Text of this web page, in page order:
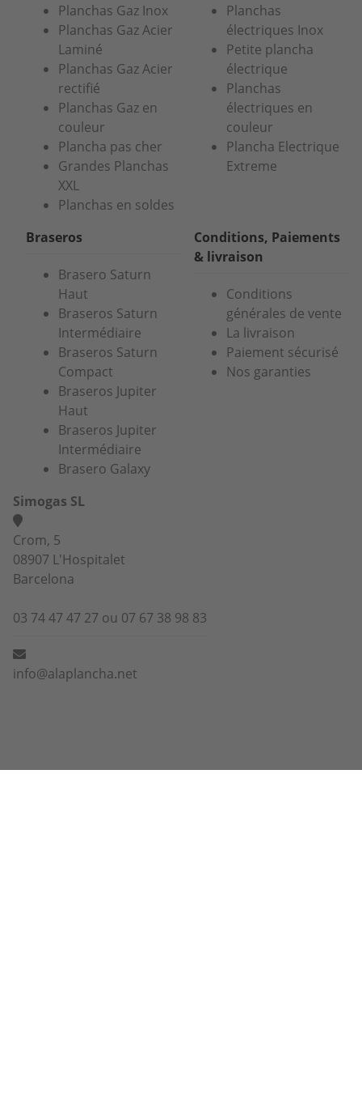
Planchas Gaz Inox
Planchas Gaz Acier
Laminé
Planchas Gaz Acier
rectifié
Planchas Gaz en
couleur
Plancha pas cher
Grandes Planchas
XXL
Planchas en soldes
Planchas
électriques Inox
Petite plancha
électrique
Planchas
électriques en
couleur
Plancha Electrique
Extreme
Braseros
Brasero Saturn
Haut
Braseros Saturn
Intermédiaire
Braseros Saturn
Compact
Braseros Jupiter
Haut
Braseros Jupiter
Intermédiaire
Brasero Galaxy
Conditions, Paiements
& livraison
Conditions
générales de vente
La livraison
Paiement sécurisé
Nos garanties
Simogas SL
Crom, 5
08907 L'Hospitalet
Barcelona
03 74 47 47 27 ou 07 67 38 98 83
info@alaplancha.net